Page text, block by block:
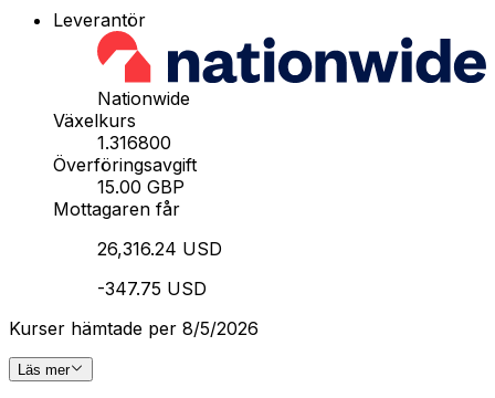
Leverantör
Nationwide
Växelkurs
1.316800
Överföringsavgift
15.00 GBP
Mottagaren får
26,316.24 USD
-347.75 USD
Kurser hämtade per 8/5/2026
Läs mer